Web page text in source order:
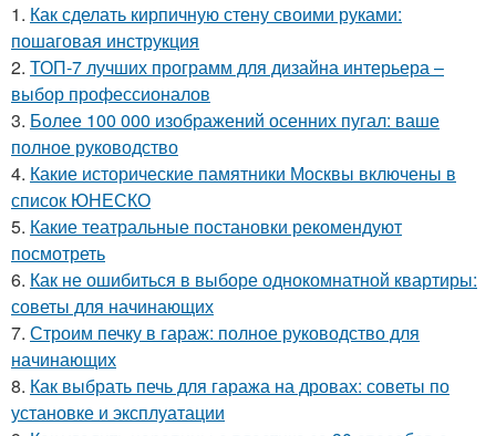
1. Как сделать кирпичную стену своими руками:
пошаговая инструкция
2. ТОП-7 лучших программ для дизайна интерьера –
выбор профессионалов
3. Более 100 000 изображений осенних пугал: ваше
полное руководство
4. Какие исторические памятники Москвы включены в
список ЮНЕСКО
5. Какие театральные постановки рекомендуют
посмотреть
6. Как не ошибиться в выборе однокомнатной квартиры:
советы для начинающих
7. Строим печку в гараж: полное руководство для
начинающих
8. Как выбрать печь для гаража на дровах: советы по
установке и эксплуатации